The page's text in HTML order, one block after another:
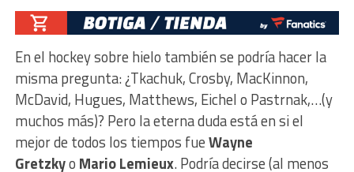
En el hockey sobre hielo también se podría hacer la
misma pregunta: ¿Tkachuk, Crosby, MacKinnon,
McDavid, Hugues, Matthews, Eichel o Pastrnak,…(y
muchos más)? Pero la eterna duda está en si el
mejor de todos los tiempos fueWayne
Gretzkyo Mario Lemieux. Podría decirse (al menos